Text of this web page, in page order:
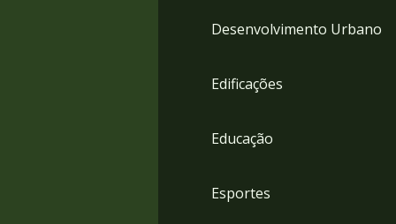
Desenvolvimento Urbano
Edificações
Educação
Esportes